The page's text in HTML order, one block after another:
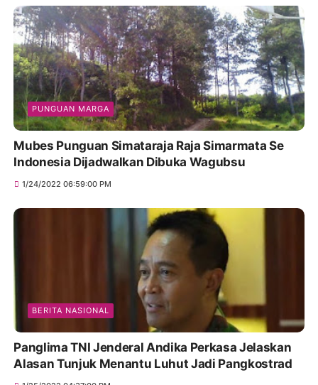
PUNGUAN MARGA
Mubes Punguan Simataraja Raja Simarmata Se
Indonesia Dijadwalkan Dibuka Wagubsu
1/24/2022 06:59:00 PM
BERITA NASIONAL
Panglima TNI Jenderal Andika Perkasa Jelaskan
Alasan Tunjuk Menantu Luhut Jadi Pangkostrad